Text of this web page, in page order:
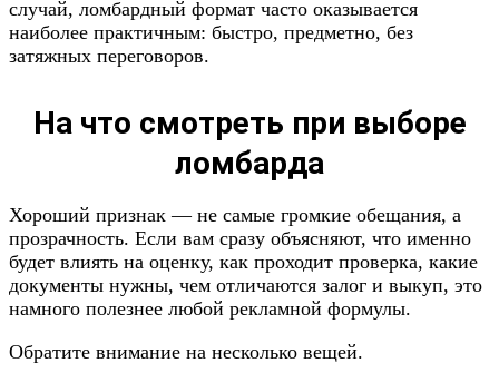
случай, ломбардный формат часто оказывается
наиболее практичным: быстро, предметно, без
затяжных переговоров.
На что смотреть при выборе
ломбарда
Хороший признак — не самые громкие обещания, а
прозрачность. Если вам сразу объясняют, что именно
будет влиять на оценку, как проходит проверка, какие
документы нужны, чем отличаются залог и выкуп, это
намного полезнее любой рекламной формулы.
Обратите внимание на несколько вещей.